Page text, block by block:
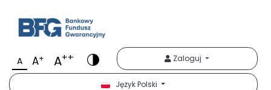
Bezpieczny Bank
A A+ A++ Zaloguj
Język Polski